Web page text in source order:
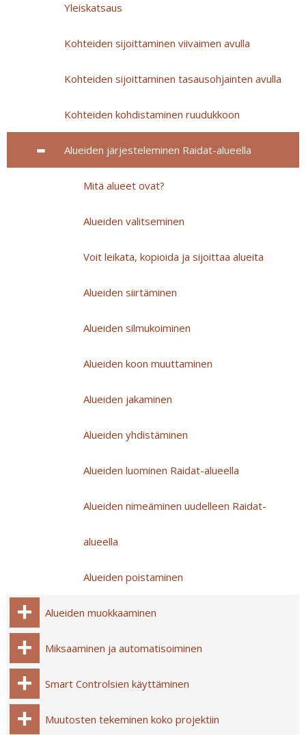
Yleiskatsaus
Kohteiden sijoittaminen viivaimen avulla
Kohteiden sijoittaminen tasausohjainten avulla
Kohteiden kohdistaminen ruudukkoon
Alueiden järjesteleminen Raidat-alueella
Mitä alueet ovat?
Alueiden valitseminen
Voit leikata, kopioida ja sijoittaa alueita
Alueiden siirtäminen
Alueiden silmukoiminen
Alueiden koon muuttaminen
Alueiden jakaminen
Alueiden yhdistäminen
Alueiden luominen Raidat-alueella
Alueiden nimeäminen uudelleen Raidat-
alueella
Alueiden poistaminen
Alueiden muokkaaminen
Miksaaminen ja automatisoiminen
Smart Controlsien käyttäminen
Muutosten tekeminen koko projektiin